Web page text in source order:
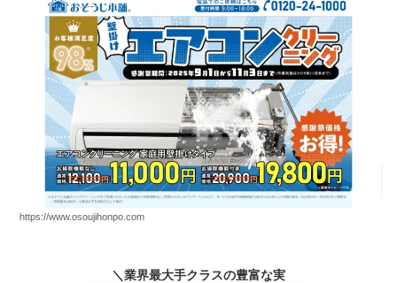
https://www.osoujihonpo.com
＼業界最大手クラスの豊富な実